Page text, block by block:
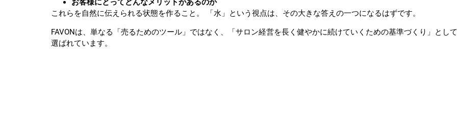
お客様にとってどんなメリットがあるのか
これらを自然に伝えられる状態を作ること。 「水」という視点は、その大きな答えの一つになるはずです。
FAVONは、単なる「売るためのツール」ではなく、「サロン経営を長く健やかに続けていくための基準づくり」として
選ばれています。